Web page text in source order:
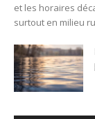
et les horaires
surtout en milieu